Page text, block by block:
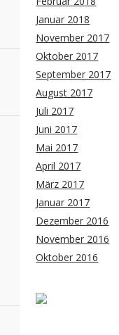
Januar 2018
November 2017
Oktober 2017
September 2017
August 2017
Juli 2017
Juni 2017
Mai 2017
April 2017
März 2017
Januar 2017
Dezember 2016
November 2016
Oktober 2016